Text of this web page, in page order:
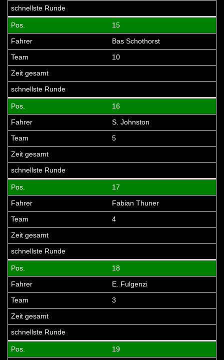
15
Bas Schothorst
10
16
S. Johnston
5
17
Fabian Thuner
4
18
E. Fulgenzi
3
19